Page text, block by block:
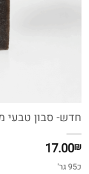
חדש- סבון טבעי
17.00₪
כ95 גר'